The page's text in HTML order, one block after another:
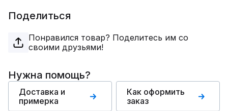
Поделиться
Понравился товар? Поделитесь им со
своими друзьями!
Нужна помощь?
Доставка и
примерка
Как оформить
заказ